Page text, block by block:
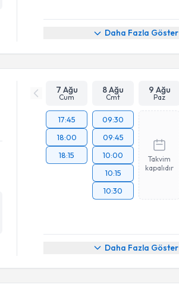
Daha Fazla Göster
7 Ağu
Cum
8 Ağu
Cmt
9 Ağu
Paz
17:45
18:00
18:15
09:30
09:45
10:00
10:15
10:30
Takvim
kapalıdır
Daha Fazla Göster
Randevu Takvimi Talebi